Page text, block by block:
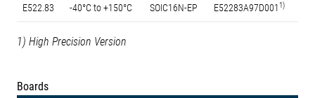
E522.83 -40°C to +150°C SOIC16N-EP E52283A97D001 1)
1) High Precision Version
Boards